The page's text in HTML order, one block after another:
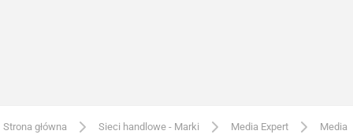
Strona główna Sieci handlowe - Marki Media Expert
Media